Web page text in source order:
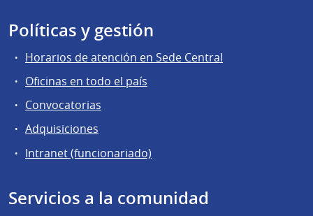
Políticas y gestión
Horarios de atención en Sede Central
Oficinas en todo el país
Convocatorias
Adquisiciones
Intranet (funcionariado)
Servicios a la comunidad